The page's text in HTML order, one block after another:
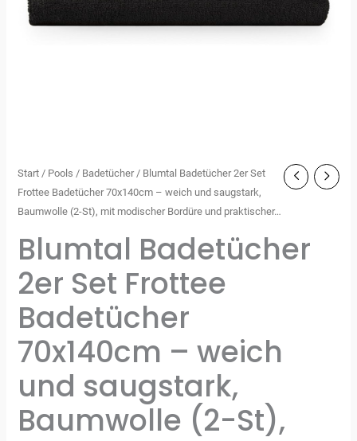
Start / Pools / Badetücher/ Blumtal Badetücher 2er Set
Frottee Badetücher 70x140cm – weich und saugstark,
Baumwolle (2-St), mit modischer Bordüre und praktischer…
Blumtal Badetücher
2er Set Frottee
Badetücher
70x140cm – weich
und saugstark,
Baumwolle (2-St),